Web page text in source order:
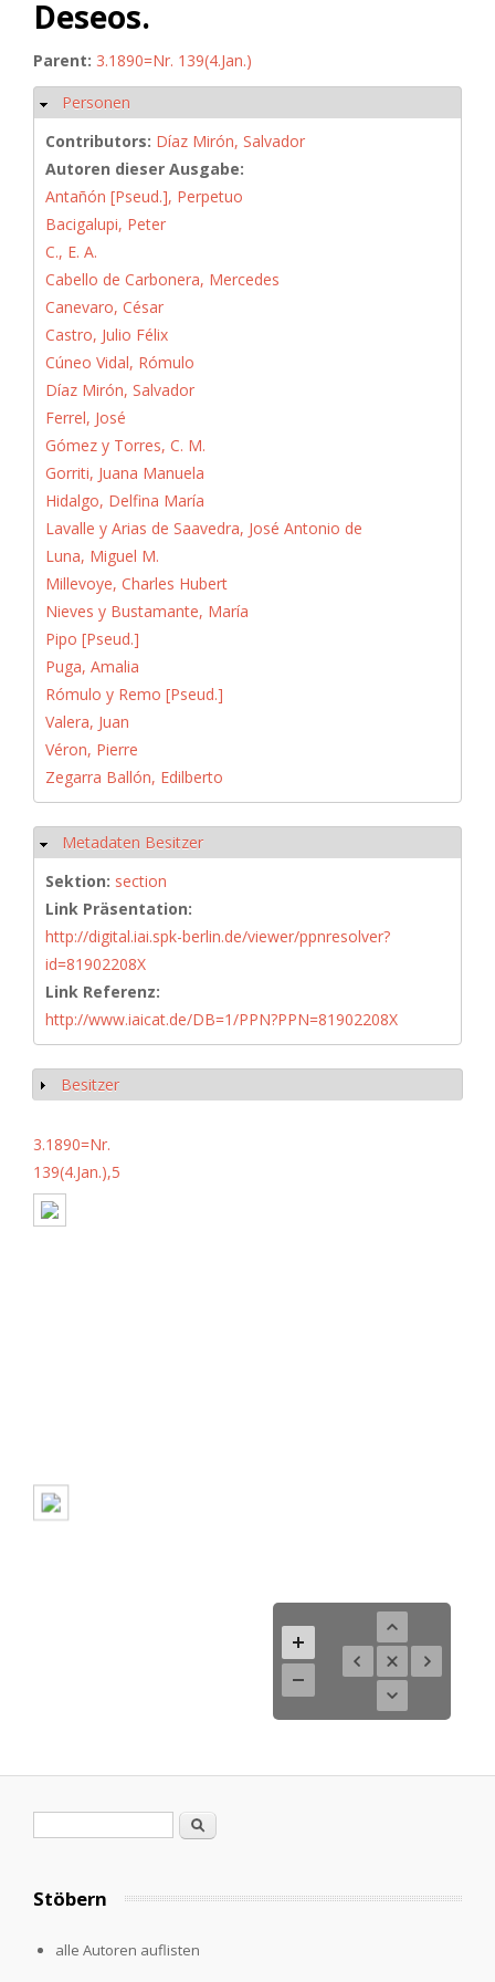
Deseos.
Parent: 3.1890=Nr. 139(4.Jan.)
Hide
Personen
Contributors: Díaz Mirón, Salvador
Autoren dieser Ausgabe:
Antañón [Pseud.], Perpetuo
Bacigalupi, Peter
C., E. A.
Cabello de Carbonera, Mercedes
Canevaro, César
Castro, Julio Félix
Cúneo Vidal, Rómulo
Díaz Mirón, Salvador
Ferrel, José
Gómez y Torres, C. M.
Gorriti, Juana Manuela
Hidalgo, Delfina María
Lavalle y Arias de Saavedra, José Antonio de
Luna, Miguel M.
Millevoye, Charles Hubert
Nieves y Bustamante, María
Pipo [Pseud.]
Puga, Amalia
Rómulo y Remo [Pseud.]
Valera, Juan
Véron, Pierre
Zegarra Ballón, Edilberto
Hide
Metadaten Besitzer
Sektion: section
Link Präsentation:
http://digital.iai.spk-berlin.de/viewer/ppnresolver?
id=81902208X
Link Referenz:
http://www.iaicat.de/DB=1/PPN?PPN=81902208X
Show
Besitzer
3.1890=Nr.
139(4.Jan.),5
Search
Stöbern
alle Autoren auflisten